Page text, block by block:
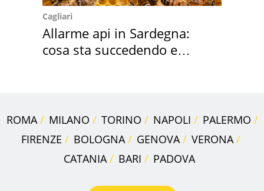
Cagliari
Allarme api in Sardegna:
cosa sta succedendo e
ROMA MILANO TORINO NAPOLI
PALERMO
FIRENZE
BOLOGNA GENOVA
VERONA
CATANIA
BARI PADOVA